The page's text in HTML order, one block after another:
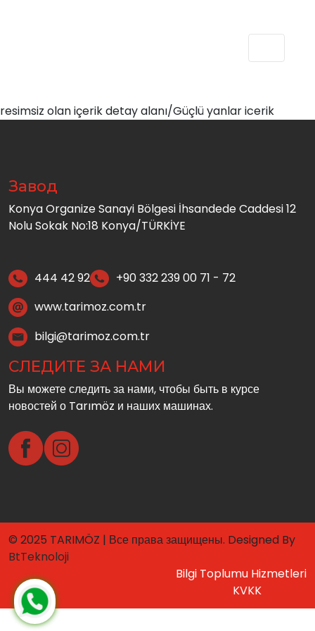
resimsiz olan içerik detay alanı/Güçlü yanlar icerik
Завод
Konya Organize Sanayi Bölgesi İhsandede Caddesi 12
Nolu Sokak No:18 Konya/TÜRKİYE
444 42 92
+90 332 239 00 71 - 72
www.tarimoz.com.tr
bilgi@tarimoz.com.tr
СЛЕДИТЕ ЗА НАМИ
Вы можете следить за нами, чтобы быть в курсе
новостей о Tarımöz и наших машинах.
© 2025 TARIMÖZ | Все права защищены. Designed By
BtTeknoloji
Bilgi Toplumu Hizmetleri
KVKK